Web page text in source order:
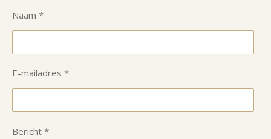
Naam *
E-mailadres *
Bericht *